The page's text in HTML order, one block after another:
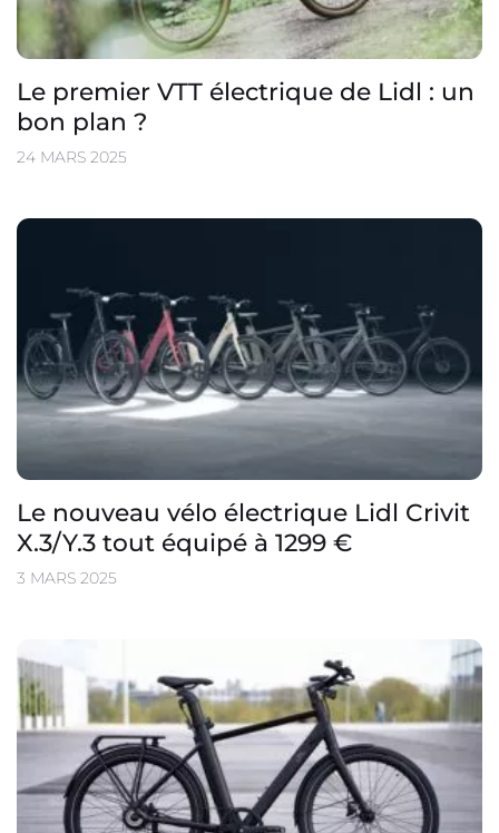
Le premier VTT électrique de Lidl : un
bon plan ?
24 MARS 2025
Le nouveau vélo électrique Lidl Crivit
X.3/Y.3 tout équipé à 1299 €
3 MARS 2025